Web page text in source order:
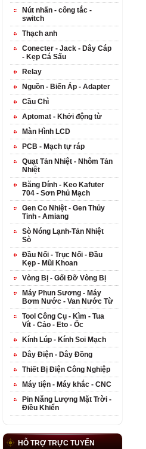
Nút nhấn - công tắc -
switch
Thạch anh
Conecter - Jack - Dây Cáp
- Kẹp Cá Sấu
Relay
Nguồn - Biến Áp - Adapter
Cầu Chì
Aptomat - Khởi động từ
Màn Hình LCD
PCB - Mạch tự ráp
Quạt Tản Nhiệt - Nhôm Tản
Nhiệt
Băng Dính - Keo Kafuter
704 - Sơn Phủ Mạch
Gen Co Nhiệt - Gen Thủy
Tinh - Amiang
Sò Nóng Lạnh-Tản Nhiệt
Sò
Đầu Nối - Trục Nối - Đầu
Kẹp - Mũi Khoan
Vòng Bị - Gối Đỡ Vòng Bị
Máy Phun Sương - Máy
Bơm Nước - Van Nước Từ
Tool Công Cụ - Kìm - Tua
Vít - Cảo - Eto - Ốc
Kính Lúp - Kính Soi Mạch
Dây Điện - Dây Đồng
Thiết Bị Điện Công Nghiệp
Máy tiện - Máy khắc - CNC
Pin Năng Lượng Mặt Trời -
Điều Khiển
HỖ TRỢ TRỰC TUYẾN